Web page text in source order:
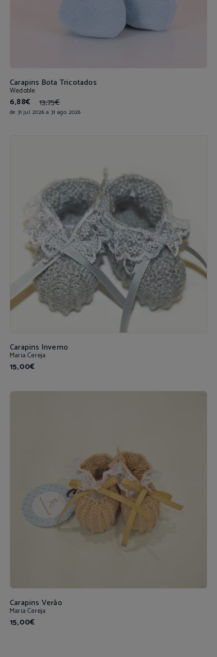
Carapins Bota Tricotados
Wedoble
6,88€ 13,75€
de 31 jul. 2026 a 31 ago. 2026
Carapins Inverno
Maria Cereja
15,00€
Carapins Verão
Maria Cereja
15,00€